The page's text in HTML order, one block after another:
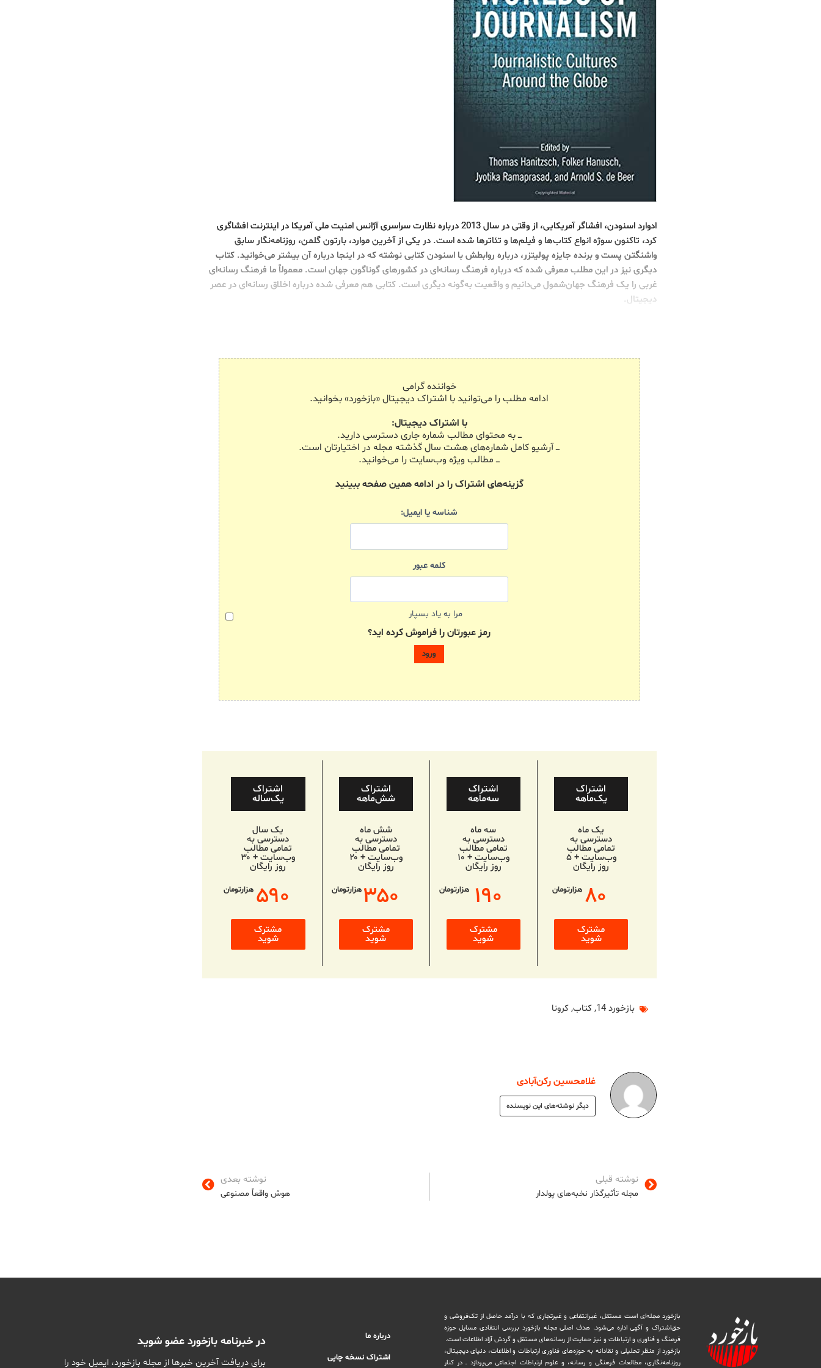
ادوارد اسنودن، افشاگر آمریکایی، از وقتی در سال 2013 درباره نظارت سراسری آژانس امنیت ملی آمریکا در اینترنت افشاگری
کرد، تاکنون سوژه انواع کتاب‌ها و فیلم‌ها و تئاترها شده است. در یکی از آخرین موارد، بارتون گلمن، روزنامه‌نگار سابق
واشنگتن پست و برنده جایزه پولیتزر، درباره روابطش با اسنودن کتابی نوشته که در اینجا درباره آن بیشتر می‌خوانید. کتاب
دیگری نیز در این مطلب معرفی شده که درباره فرهنگ رسانه‌ای در کشورهای گوناگون جهان است. معمولاً ما فرهنگ رسانه‌ای
غربی را یک فرهنگ جهان‌شمول می‌دانیم و واقعیت به‌گونه دیگری است. کتابی هم معرفی شده درباره اخلاق رسانه‌ای در عصر
دیجیتال.
خواننده گرامی
ادامه مطلب را می‌توانید با اشتراک دیجیتال «بازخورد» بخوانید.
با اشتراک دیجیتال:
ـــ به محتوای مطالب شماره جاری دسترسی دارید.
ـــ آرشیو کامل شماره‌های هشت سال گذشته مجله در اختیارتان است.
ـــ مطالب ویژه وب‌سایت را می‌خوانید.
گزینه‌های اشتراک را در ادامه همین صفحه ببینید
شناسه یا ایمیل:
کلمه عبور
مرا به یاد بسپار
رمز عبورتان را فراموش کرده اید؟
اشتراک
یک‌ماهه
یک ماه
دسترسی به
تمامی مطالب
وب‌سایت + ۵
روز رایگان
۸۰ هزارتومان
مشترک
شوید
اشتراک
سه‌ماهه
سه ماه
دسترسی به
تمامی مطالب
وب‌سایت + ۱۰
روز رایگان
۱۹۰ هزارتومان
مشترک
شوید
اشتراک
شش‌ماهه
شش ماه
دسترسی به
تمامی مطالب
وب‌سایت + ۲۰
روز رایگان
۳۵۰هزارتومان
مشترک
شوید
اشتراک
یک‌ساله
یک سال
دسترسی به
تمامی مطالب
وب‌سایت + ۳۰
روز رایگان
۵۹۰ هزارتومان
مشترک
شوید
بازخورد 14 ,کتاب,کرونا
غلامحسین رکن‌آبادی
دیگر نوشته‌های این نویسنده
نوشته قبلی
مجله تأثیرگذار نخبه‌های پولدار
نوشته بعدی
هوش واقعاً مصنوعی
بازخورد مجله‌ای است مستقل، غیرانتفاعی و غیرتجاری که با درآمد حاصل از تک‌فروشی و
حق‌اشتراک و آگهی اداره می‌شود. ‏هدف اصلی مجله بازخورد بررسی انتقادی مسایل حوزه
فرهنگ و فناوری و ارتباطات و نیز حمایت از رسانه‌های مستقل و‌ گردش ‏آزاد اطلاعات است.
بازخورد از منظر تحلیلی و نقادانه به حوزه‌های فناوری ارتباطات و اطلاعات، دنیای دیجیتال،
روزنامه‌نگاری، ‏مطالعات فرهنگی و رسانه، و علوم ارتباطات اجتماعی می‌پردازد ــ در کنار
درباره ما
اشتراک نسخه چاپی
در خبرنامه بازخورد عضو شوید
برای دریافت آخرین خبرها از مجله بازخورد، ایمیل خود را